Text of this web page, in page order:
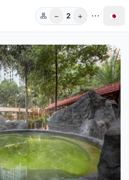
人数
− 2 + 🇯🇵